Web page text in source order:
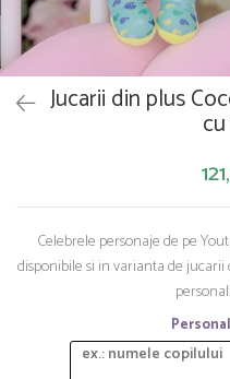
Papusi si accesorii
Trenulete si masinute
Unelte si bancuri de lucru
Jucarii din plus
Celebrele personaje de pe
disponibile si in varianta de jucarii